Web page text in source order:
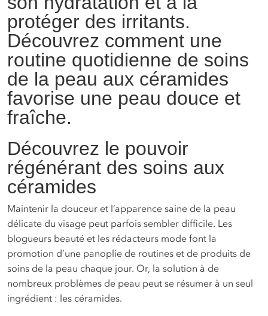
protéger des irritants.
Découvrez comment une
routine quotidienne de soins
de la peau aux céramides
favorise une peau douce et
fraîche.
Découvrez le pouvoir
régénérant des soins aux
céramides
Maintenir la douceur et l’apparence saine de la peau
délicate du visage peut parfois sembler difficile. Les
blogueurs beauté et les rédacteurs mode font la
promotion d’une panoplie de routines et de produits de
soins de la peau chaque jour. Or, la solution à de
nombreux problèmes de peau peut se résumer à un seul
ingrédient : les céramides.